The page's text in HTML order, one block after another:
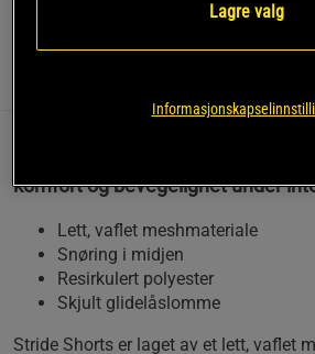
komfort og bevegelighet under
Lett, vaflet meshmateriale
Snøring i midjen
Resirkulert polyester
Skjult glidelåslomme
Stride Shorts er laget av et lett, vaflet
Lagre valg